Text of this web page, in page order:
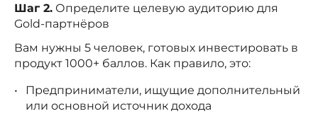
Шаг 2. Определите целевую аудиторию для
Gold-партнёров
Вам нужны 5 человек, готовых инвестировать в
продукт 1000+ баллов. Как правило, это:
Предприниматели, ищущие дополнительный
или основной источник дохода